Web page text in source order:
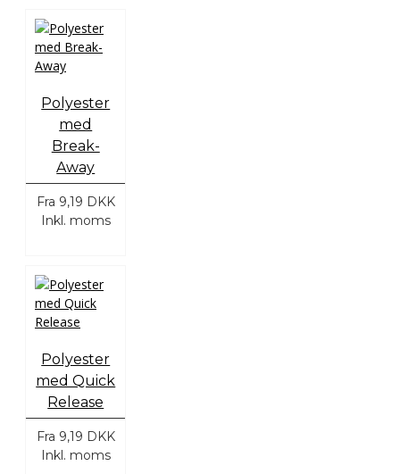
Polyester
med
Break-
Away
Fra 9,19 DKK
Inkl. moms
Polyester
med Quick
Release
Fra 9,19 DKK
Inkl. moms